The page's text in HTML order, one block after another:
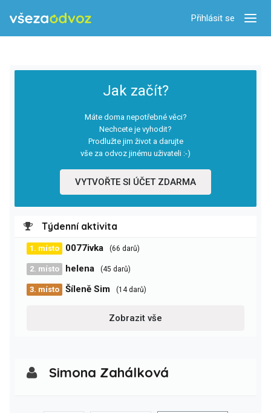
Přihlásit se
Jak začít?
Máte doma nepotřebné věci?
Nechcete je vyhodit?
Prodlužte jim život a darujte
vše za odvoz jinému uživateli :-)
VYTVOŘTE SI ÚČET ZDARMA
Týdenní aktivita
1. místo 0077ivka (66 darů)
2. místo helena (45 darů)
3. místo Šíleně Sim (14 darů)
Zobrazit vše
Simona Zahálková